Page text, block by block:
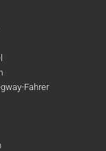
Fahrer